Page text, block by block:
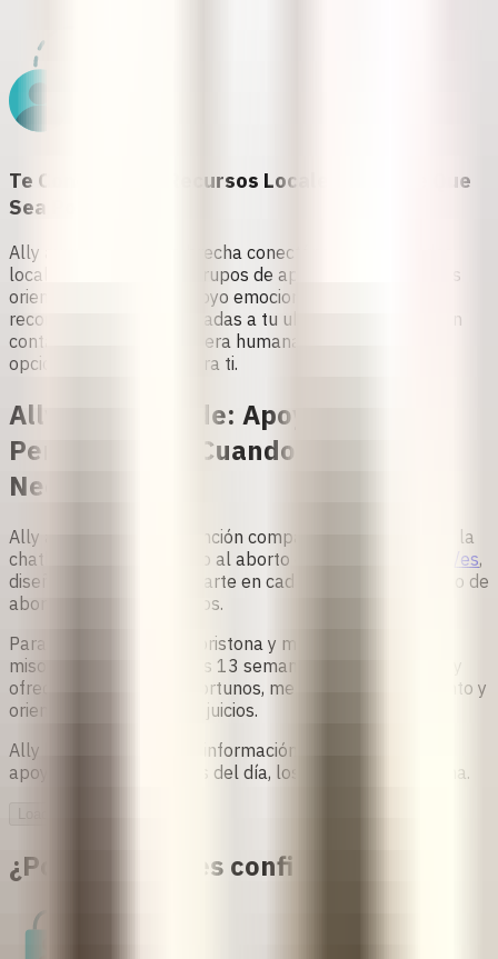
Te Conecta Con Recursos Locales Siempre Que
Sea Posible
Ally ayuda a cerrar la brecha conectándote con
locales de confianza y grupos de apoyo
. Tanto si buscas
orientación médica o apoyo emocional, Ally te ofrece
recomendaciones adaptadas a tu ubicación y te pone en
contacto con una consejera humana para explorar las
opciones disponibles para ti.
Ally By Your Side: Apoyo
Personalisado Cuando Más lo
Necesitas
Ally a Tu Lado es una función compasiva dentro de Ally, la
chatbot segura de apoyo al aborto de
safe2choose.org/es,
diseñado para acompañarte en cada paso de tu proceso de
aborto con medicamentos.
Para quienes usan mifepristona y misoprostol, o solo
misoprostol, antes de las 13 semanas de gestación, Ally
ofrece recordatorios oportunos, mensajes de seguimiento y
orientación precisa y sin juicios.
Ally brinda tranquilidad, información sobre seguridad y
apoyo local las 24 horas del día, los 7 días de la semana.
¿Por qué puedes confiar en Ally?